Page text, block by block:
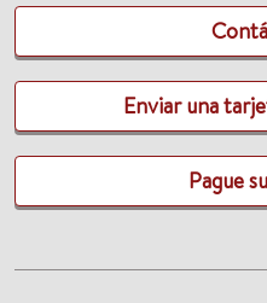
Enviar una
Pague